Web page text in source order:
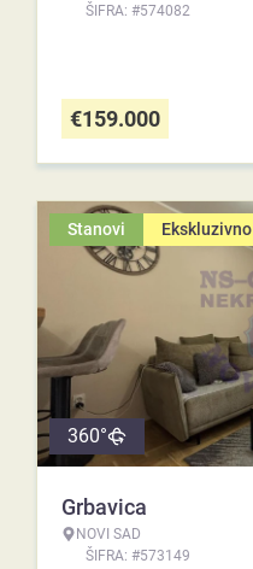
ŠIFRA: #574082
€159.000
Stanovi Ekskluzivno
360°
Grbavica
NOVI SAD
ŠIFRA: #573149